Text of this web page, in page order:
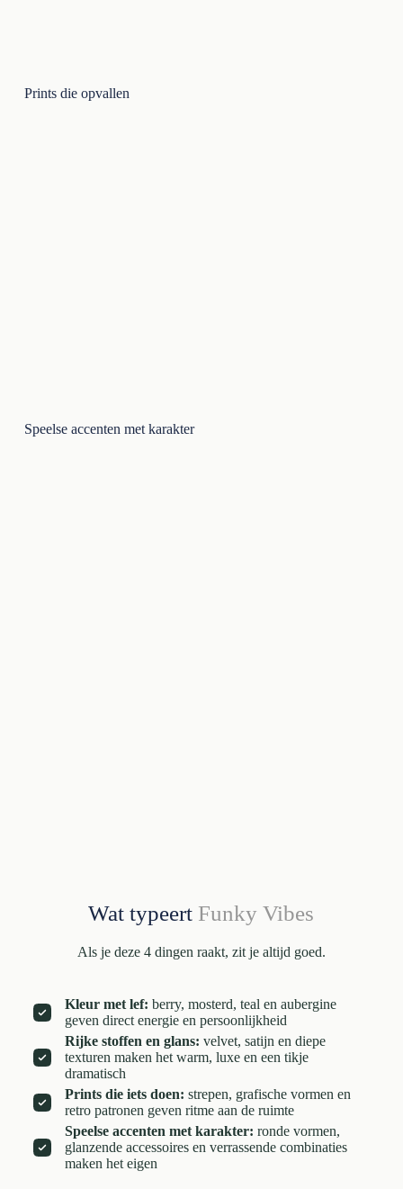
Prints die opvallen
Speelse accenten met karakter
Wat typeert Funky Vibes
Als je deze 4 dingen raakt, zit je altijd goed.
Kleur met lef: berry, mosterd, teal en aubergine
geven direct energie en persoonlijkheid
Rijke stoffen en glans: velvet, satijn en diepe
texturen maken het warm, luxe en een tikje
dramatisch
Prints die iets doen: strepen, grafische vormen en
retro patronen geven ritme aan de ruimte
Speelse accenten met karakter: ronde vormen,
glanzende accessoires en verrassende combinaties
maken het eigen